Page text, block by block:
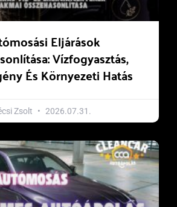
Eljárások
Vízfogyasztás,
És Környezeti Hatás
Zsolt 2026.07.31.